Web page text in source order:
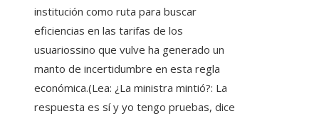
institución como ruta para buscar
eficiencias en las tarifas de los
usuariossino que vulve ha generado un
manto de incertidumbre en esta regla
económica.(Lea: ¿La ministra mintió?: La
respuesta es sí y yo tengo pruebas, dice